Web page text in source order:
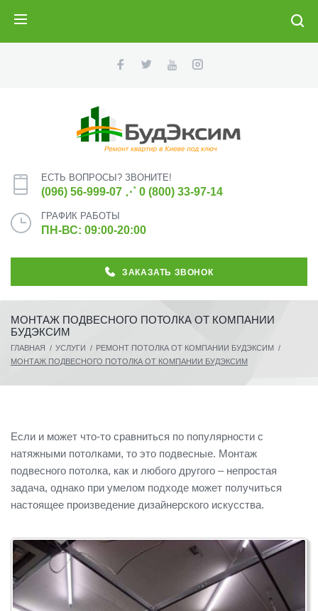
ЕСТЬ ВОПРОСЫ? ЗВОНИТЕ!
(096) 56-999-07 ⋰ 0 (800) 33-97-14
ГРАФИК РАБОТЫ
ПН-ВС: 09:00-20:00
ЗАКАЗАТЬ ЗВОНОК
МОНТАЖ ПОДВЕСНОГО ПОТОЛКА ОТ КОМПАНИИ
БУДЭКСИМ
ГЛАВНАЯ / УСЛУГИ / РЕМОНТ ПОТОЛКА ОТ КОМПАНИИ БУДЭКСИМ /
МОНТАЖ ПОДВЕСНОГО ПОТОЛКА ОТ КОМПАНИИ БУДЭКСИМ
Если и может что-то сравниться по популярности с
натяжными потолками, то это подвесные. Монтаж
подвесного потолка, как и любого другого – непростая
задача, однако при умелом подходе может получиться
настоящее произведение дизайнерского искусства.